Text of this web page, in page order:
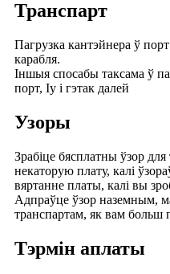
Транспарт
Пагрузка кантэйнера ў
карабля.
Іншыя спосабы таксама ў
порт, Іу і гэтак далей
Узоры
Зрабіце бясплатны ўзор для
некаторую плату, калі
вяртанне платы, калі вы
Адпраўце ўзор наземным,
транспартам, як вам больш
Тэрмін аплаты